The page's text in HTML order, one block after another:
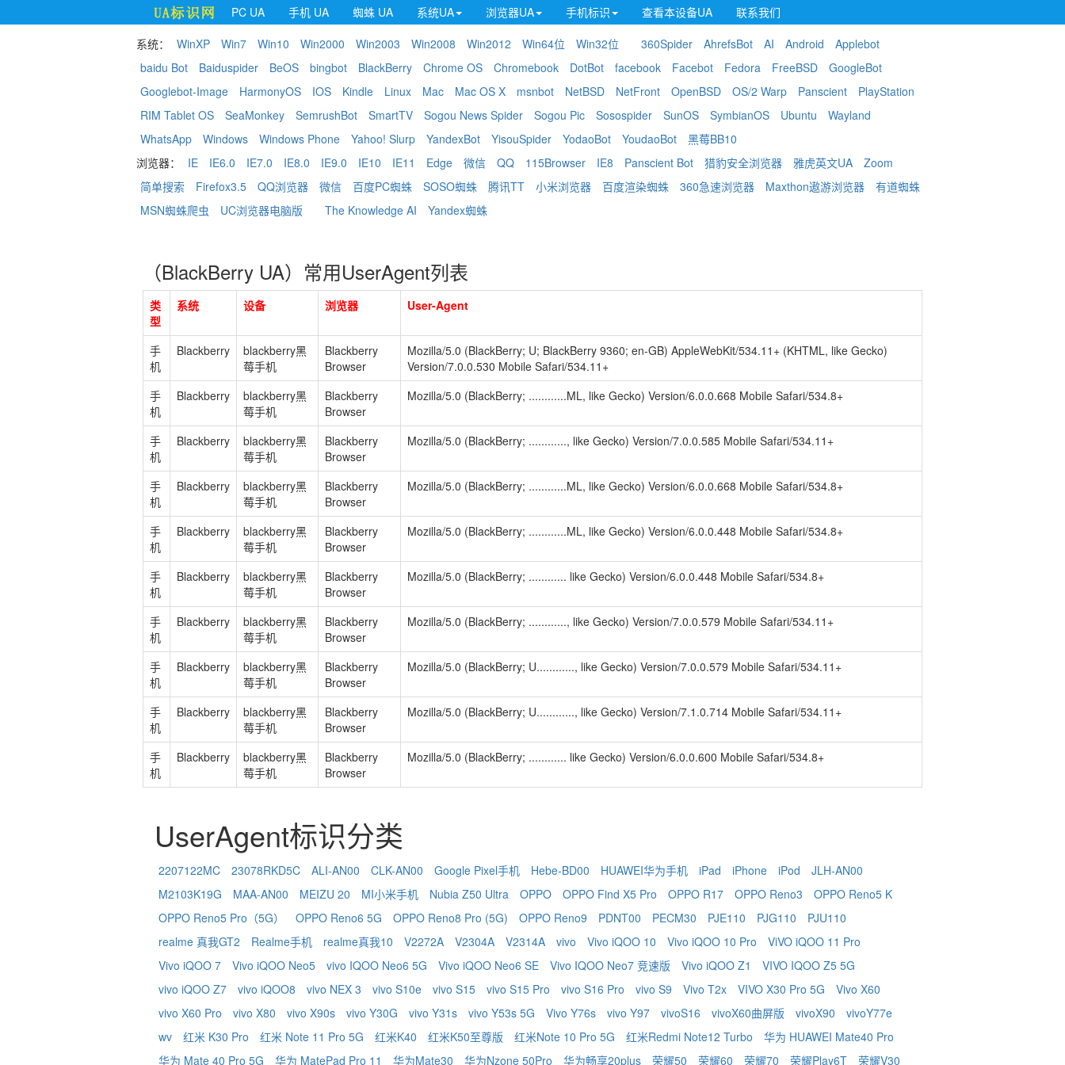
PC UA 手机 UA 蜘蛛 UA 系统UA 浏览器UA 手机标识 查看本设备UA
联系我们
系统：
WinXP Win7 Win10 Win2000 Win2003 Win2008 Win2012 Win64位 Win32位 360Spider AhrefsBot AI Android
Applebot
baidu Bot
Baiduspider BeOS bingbot BlackBerry Chrome OS Chromebook DotBot facebook Facebot Fedora FreeBSD
GoogleBot
Googlebot-Image
HarmonyOS IOS Kindle Linux Mac Mac OS X msnbot NetBSD NetFront OpenBSD OS/2 Warp Panscient
PlayStation
RIM Tablet OS
SeaMonkey SemrushBot SmartTV Sogou News Spider Sogou Pic Sosospider SunOS SymbianOS Ubuntu
Wayland
WhatsApp
Windows Windows Phone Yahoo! Slurp YandexBot YisouSpider YodaoBot YoudaoBot
黑莓BB10
浏览器：
IE IE6.0 IE7.0 IE8.0 IE9.0 IE10 IE11 Edge 微信 QQ 115Browser IE8 Panscient Bot 猎豹安全浏览器 雅虎英文UA
Zoom
简单搜索
Firefox3.5 QQ浏览器 微信 百度PC蜘蛛 SOSO蜘蛛 腾讯TT 小米浏览器 百度渲染蜘蛛 360急速浏览器 Maxthon遨游浏览器
有道蜘蛛
MSN蜘蛛爬虫
UC浏览器电脑版 The Knowledge AI Yandex蜘蛛
（BlackBerry UA）常用UserAgent列表
类
型
系统 设备 浏览器 User-Agent
手
机
Blackberry
blackberry黑
莓手机
Blackberry
Browser
Mozilla/5.0 (BlackBerry; U; BlackBerry 9360; en-GB) AppleWebKit/534.11+ (KHTML, like Gecko)
Version/7.0.0.530 Mobile Safari/534.11+
手
机
Blackberry
blackberry黑
莓手机
Blackberry
Browser
Mozilla/5.0 (BlackBerry; ............ML, like Gecko) Version/6.0.0.668 Mobile Safari/534.8+
手
机
Blackberry
blackberry黑
莓手机
Blackberry
Browser
Mozilla/5.0 (BlackBerry; ............, like Gecko) Version/7.0.0.585 Mobile Safari/534.11+
手
机
Blackberry
blackberry黑
莓手机
Blackberry
Browser
Mozilla/5.0 (BlackBerry; ............ML, like Gecko) Version/6.0.0.668 Mobile Safari/534.8+
手
机
Blackberry
blackberry黑
莓手机
Blackberry
Browser
Mozilla/5.0 (BlackBerry; ............ML, like Gecko) Version/6.0.0.448 Mobile Safari/534.8+
手
机
Blackberry
blackberry黑
莓手机
Blackberry
Browser
Mozilla/5.0 (BlackBerry; ............ like Gecko) Version/6.0.0.448 Mobile Safari/534.8+
手
机
Blackberry
blackberry黑
莓手机
Blackberry
Browser
Mozilla/5.0 (BlackBerry; ............, like Gecko) Version/7.0.0.579 Mobile Safari/534.11+
手
机
Blackberry
blackberry黑
莓手机
Blackberry
Browser
Mozilla/5.0 (BlackBerry; U............, like Gecko) Version/7.0.0.579 Mobile Safari/534.11+
手
机
Blackberry
blackberry黑
莓手机
Blackberry
Browser
Mozilla/5.0 (BlackBerry; U............, like Gecko) Version/7.1.0.714 Mobile Safari/534.11+
手
机
Blackberry
blackberry黑
莓手机
Blackberry
Browser
Mozilla/5.0 (BlackBerry; ............ like Gecko) Version/6.0.0.600 Mobile Safari/534.8+
UserAgent标识分类
2207122MC 23078RKD5C ALI-AN00 CLK-AN00 Google Pixel手机 Hebe-BD00 HUAWEI华为手机 iPad iPhone iPod
JLH-AN00
M2103K19G
MAA-AN00 MEIZU 20 MI小米手机 Nubia Z50 Ultra OPPO OPPO Find X5 Pro OPPO R17 OPPO Reno3
OPPO Reno5 K
OPPO Reno5 Pro（5G）
OPPO Reno6 5G OPPO Reno8 Pro (5G) OPPO Reno9 PDNT00 PECM30 PJE110 PJG110
PJU110
realme 真我GT2
Realme手机 realme真我10 V2272A V2304A V2314A vivo Vivo iQOO 10 Vivo iQOO 10 Pro
ViVO iQOO 11 Pro
Vivo iQOO 7
Vivo iQOO Neo5 vivo IQOO Neo6 5G Vivo iQOO Neo6 SE Vivo IQOO Neo7 竞速版 Vivo iQOO Z1
VIVO IQOO Z5 5G
vivo iQOO Z7
vivo iQOO8 vivo NEX 3 vivo S10e vivo S15 vivo S15 Pro vivo S16 Pro vivo S9 Vivo T2x VIVO X30 Pro 5G
Vivo X60
vivo X60 Pro
vivo X80 vivo X90s vivo Y30G vivo Y31s vivo Y53s 5G Vivo Y76s vivo Y97 vivoS16 vivoX60曲屏版 vivoX90
vivoY77e
wv
红米 K30 Pro 红米 Note 11 Pro 5G 红米K40 红米K50至尊版 红米Note 10 Pro 5G 红米Redmi Note12 Turbo
华为 HUAWEI Mate40 Pro
华为 Mate 40 Pro 5G
华为 MatePad Pro 11 华为Mate30 华为Nzone 50Pro 华为畅享20plus 荣耀50 荣耀60 荣耀70 荣耀Play6T 荣耀V30